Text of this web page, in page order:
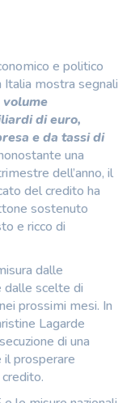
e politico
mostra segnali
di euro,
e da tassi di
una
dell’anno, il
del credito ha
sostenuto
e ricco di
dalle
dalle scelte di
prossimi mesi. In
Lagarde
di una
prosperare